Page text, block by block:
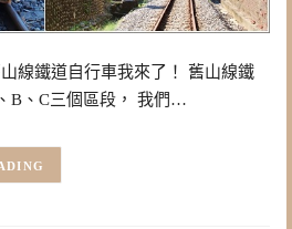
線鐵道自行車我來了！ 舊山線鐵
B、C三個區段， 我們…